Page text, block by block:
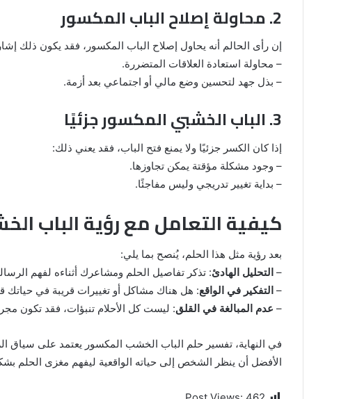
2. محاولة إصلاح الباب المكسور
إن رأى الحالم أنه يحاول إصلاح الباب المكسور، فقد يكون ذلك
– محاولة استعادة العلاقات المتضررة.
– بذل جهد لتحسين وضع مالي أو اجتماعي بعد أزمة.
3. الباب الخشبي المكسور جزئيًا
إذا كان الكسر جزئيًا ولا يمنع فتح الباب، فقد يعني ذلك:
– وجود مشكلة مؤقتة يمكن تجاوزها.
– بداية تغيير تدريجي وليس مفاجئًا.
كيفية التعامل مع رؤية الباب
بعد رؤية مثل هذا الحلم، يُنصح بما يلي:
– التحليل الهادئ: تذكر تفاصيل الحلم ومشاعرك أثناءه لفهم
– التفكير في الواقع: هل هناك مشاكل أو تغييرات قريبة في حياتك
– عدم المبالغة في القلق: ليست كل الأحلام تنبؤات، فقد تكون
في النهاية، تفسير حلم الباب الخشب المكسور يعتمد على سياق
الأفضل أن ينظر الشخص إلى حياته الواقعية ليفهم مغزى الحلم